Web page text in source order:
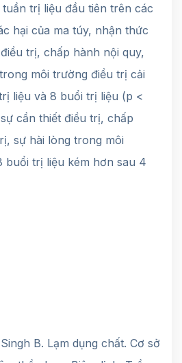
trị liệu đầu tiên trên các
hại của ma túy, nhận thức
trị, chấp hành nội quy,
môi trường điều trị cải
liệu và 8 buổi trị liệu (p <
cần thiết điều trị, chấp
sự hài lòng trong môi
buổi trị liệu kém hơn sau 4
B. Lạm dụng chất. Cơ sở